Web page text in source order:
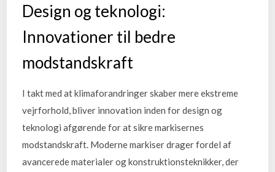
Design og teknologi:
Innovationer til bedre
modstandskraft
I takt med at klimaforandringer skaber mere ekstreme
vejrforhold, bliver innovation inden for design og
teknologi afgørende for at sikre markisernes
modstandskraft. Moderne markiser drager fordel af
avancerede materialer og konstruktionsteknikker, der